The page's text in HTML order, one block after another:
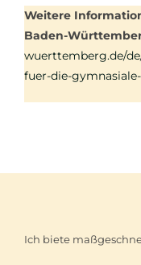
Weitere
Baden-
wuerttemberg.de/
fuer-die-
Ich biete